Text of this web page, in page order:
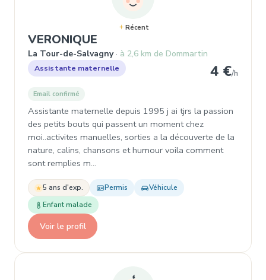
Récent
VERONIQUE
La Tour-de-Salvagny à 2,6 km de Dommartin
Assistante maternelle 4 €/h
Email confirmé
Assistante maternelle depuis 1995 j ai tjrs la passion
des petits bouts qui passent un moment chez
moi..activites manuelles, sorties a la découverte de la
nature, calins, chansons et humour voila comment
sont remplies m…
5 ans d'exp. Permis
Véhicule
Enfant malade
Voir le profil